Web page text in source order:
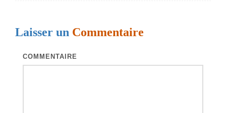
a
Laisser un Commentaire
COMMENTAIRE